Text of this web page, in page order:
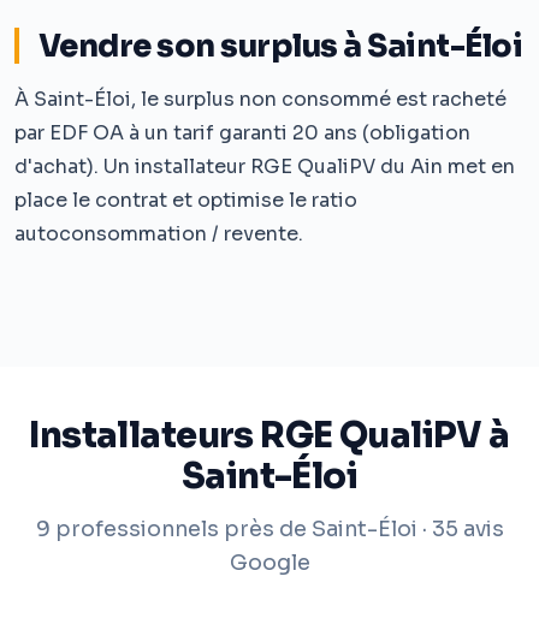
Vendre son surplus à Saint-Éloi
À Saint-Éloi, le surplus non consommé est racheté
par EDF OA à un tarif garanti 20 ans (obligation
d'achat). Un installateur RGE QualiPV du Ain met en
place le contrat et optimise le ratio
autoconsommation / revente.
Installateurs RGE QualiPV à
Saint-Éloi
9 professionnels près de Saint-Éloi · 35 avis
Google